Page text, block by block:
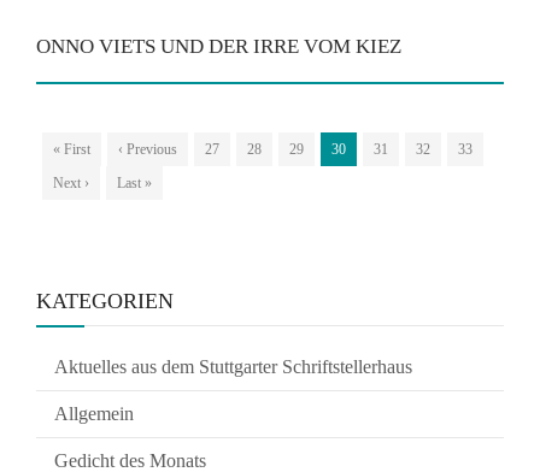
ONNO VIETS UND DER IRRE VOM KIEZ
« First ‹ Previous 27 28 29 30 31 32
33
Next ›
Last »
KATEGORIEN
Aktuelles aus dem Stuttgarter Schriftstellerhaus
Allgemein
Gedicht des Monats